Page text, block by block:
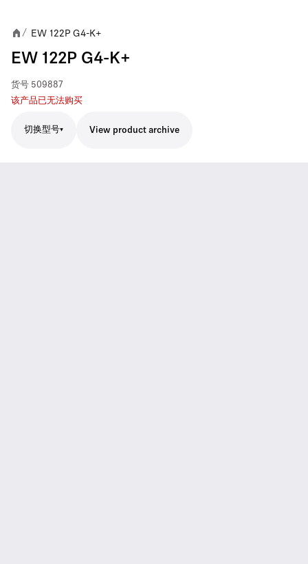
/ EW 122P G4-K+
EW 122P G4-K+
货号 509887
该产品已无法购买
切换型号 View product archive